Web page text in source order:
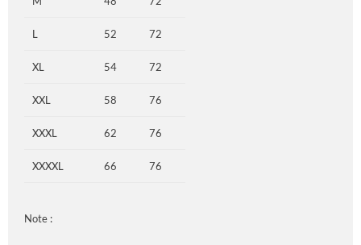
L 52 72
XL 54 72
XXL 58 76
XXXL 62 76
XXXXL 66 76
Note :